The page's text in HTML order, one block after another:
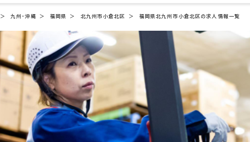
九州・沖縄 福岡県 北九州市小倉北区 福岡県北九州市小倉北区の求人情報一覧